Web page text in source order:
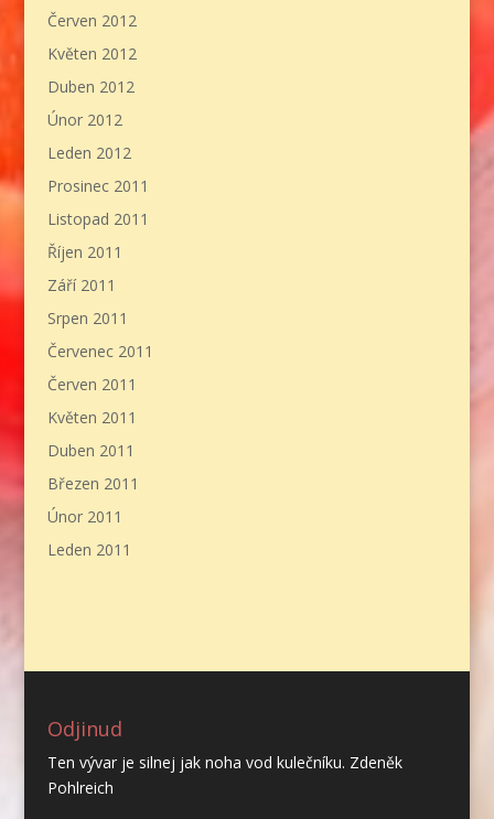
Červen 2012
Květen 2012
Duben 2012
Únor 2012
Leden 2012
Prosinec 2011
Listopad 2011
Říjen 2011
Září 2011
Srpen 2011
Červenec 2011
Červen 2011
Květen 2011
Duben 2011
Březen 2011
Únor 2011
Leden 2011
Odjinud
Ten vývar je silnej jak noha vod kulečníku. Zdeněk
Pohlreich